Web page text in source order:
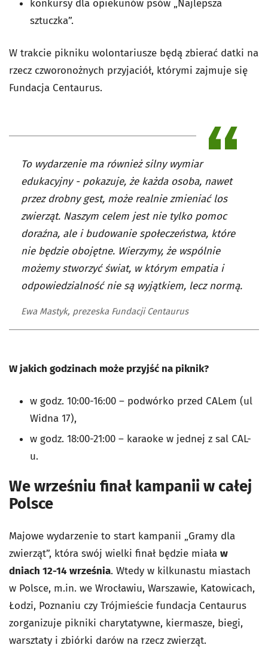
konkursy dla opiekunów psów „Najlepsza
sztuczka”.
W trakcie pikniku wolontariusze będą zbierać datki na
rzecz czworonożnych przyjaciół, którymi zajmuje się
Fundacja Centaurus.
To wydarzenie ma również silny wymiar
edukacyjny - pokazuje, że każda osoba, nawet
przez drobny gest, może realnie zmieniać los
zwierząt. Naszym celem jest nie tylko pomoc
doraźna, ale i budowanie społeczeństwa, które
nie będzie obojętne. Wierzymy, że wspólnie
możemy stworzyć świat, w którym empatia i
odpowiedzialność nie są wyjątkiem, lecz normą.
Ewa Mastyk, prezeska Fundacji Centaurus
W jakich godzinach może przyjść na piknik?
w godz. 10:00-16:00 – podwórko przed CALem (ul
Widna 17),
w godz. 18:00-21:00 – karaoke w jednej z sal CAL-
u.
We wrześniu finał kampanii w całej
Polsce
Majowe wydarzenie to start kampanii „Gramy dla
zwierząt”, która swój wielki finał będzie miała w
dniach 12-14 września. Wtedy w kilkunastu miastach
w Polsce, m.in. we Wrocławiu, Warszawie, Katowicach,
Łodzi, Poznaniu czy Trójmieście fundacja Centaurus
zorganizuje pikniki charytatywne, kiermasze, biegi,
warsztaty i zbiórki darów na rzecz zwierząt.